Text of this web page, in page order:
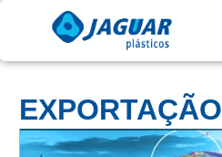
EXPORTAÇÃO